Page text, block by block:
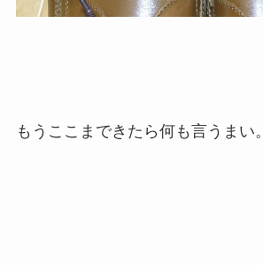
もうここまできたら何も言うまい。